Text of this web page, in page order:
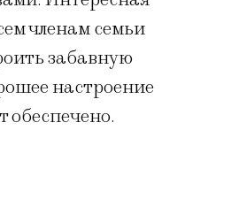
членам семьи
забавную
настроение
обеспечено.